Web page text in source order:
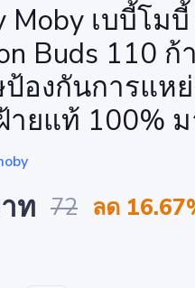
Moby เบบี้โม
Buds 110
องกันการแห
ายแท้ 100%
ท 72 ลด